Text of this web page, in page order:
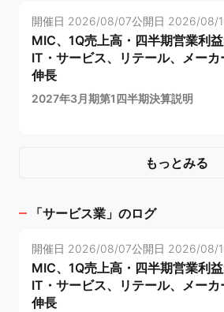
開催日 2026/08/07公開日 2026/08/
MIC、1Q売上高・四半期営業利
IT・サービス、リテール、メー
伸長
2027年3月期第1四半期決算説明
もっとみる
「サービス業 」のログ
開催日 2026/08/07公開日 2026/08/
MIC、1Q売上高・四半期営業利
IT・サービス、リテール、メー
伸長